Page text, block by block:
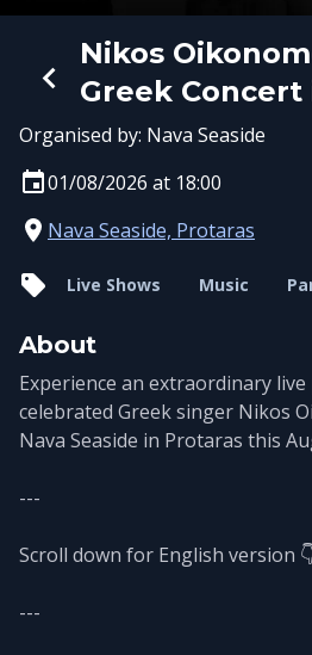
Nikos
Greek
Organised by: Nava Seaside
01/08/2026 at 18:00
Nava Seaside, Protaras
Live Shows Music
About
Experience an extraordinary
celebrated Greek singer Nikos
Nava Seaside in Protaras this
---
Scroll down for English version
---